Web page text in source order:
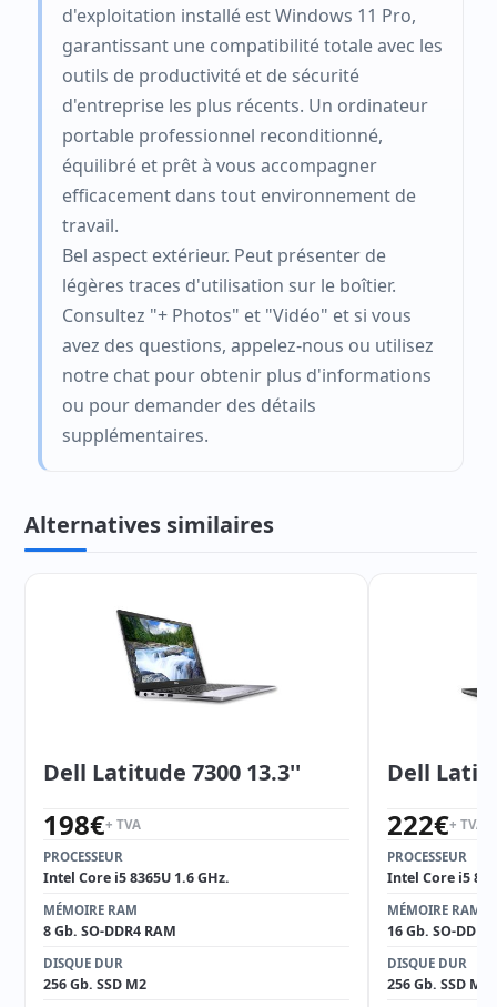
d'exploitation installé est Windows 11 Pro,
garantissant une compatibilité totale avec les
outils de productivité et de sécurité
d'entreprise les plus récents. Un ordinateur
portable professionnel reconditionné,
équilibré et prêt à vous accompagner
efficacement dans tout environnement de
travail.
Bel aspect extérieur. Peut présenter de
légères traces d'utilisation sur le boîtier.
Consultez "+ Photos" et "Vidéo" et si vous
avez des questions, appelez-nous ou utilisez
notre chat pour obtenir plus d'informations
ou pour demander des détails
supplémentaires.
Alternatives similaires
Dell Latitude 7300 13.3''
198€+ TVA
PROCESSEUR
Intel Core i5 8365U 1.6 GHz.
MÉMOIRE RAM
8 Gb. SO-DDR4 RAM
DISQUE DUR
256 Gb. SSD M2
Dell
222€+ TVA
PROCESSEUR
Intel Core i5
MÉMOIRE RAM
16 Gb. SO-
DISQUE DUR
256 Gb. SSD M2